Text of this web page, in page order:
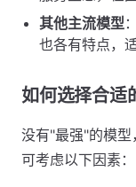
其他主流模型
也各有特点，
如何选择合适
没有"最强"的模
可考虑以下因素：